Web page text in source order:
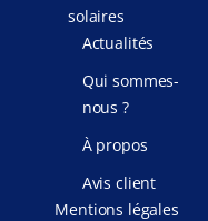
solaires
Actualités
Qui sommes-
nous ?
À propos
Avis client
Mentions légales